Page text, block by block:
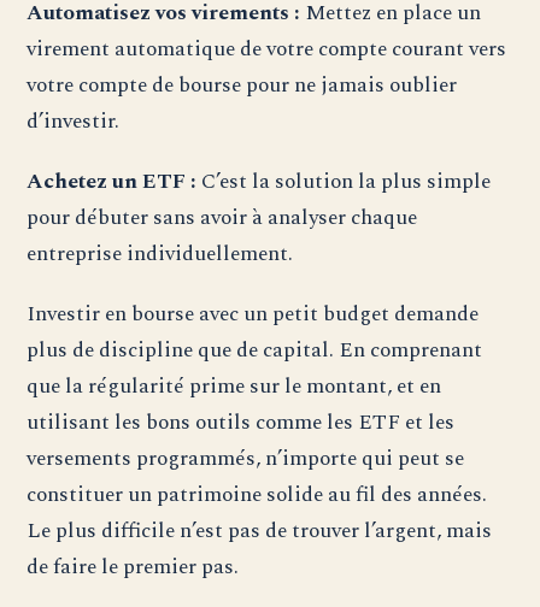
Automatisez vos virements : Mettez en place un
virement automatique de votre compte courant vers
votre compte de bourse pour ne jamais oublier
d’investir.
Achetez un ETF : C’est la solution la plus simple
pour débuter sans avoir à analyser chaque
entreprise individuellement.
Investir en bourse avec un petit budget demande
plus de discipline que de capital. En comprenant
que la régularité prime sur le montant, et en
utilisant les bons outils comme les ETF et les
versements programmés, n’importe qui peut se
constituer un patrimoine solide au fil des années.
Le plus difficile n’est pas de trouver l’argent, mais
de faire le premier pas.